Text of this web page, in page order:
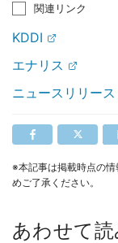
関連リンク
KDDI
エナリス
ニュースリリース
※本記事は掲載時点の
めご了承ください。
あわせて